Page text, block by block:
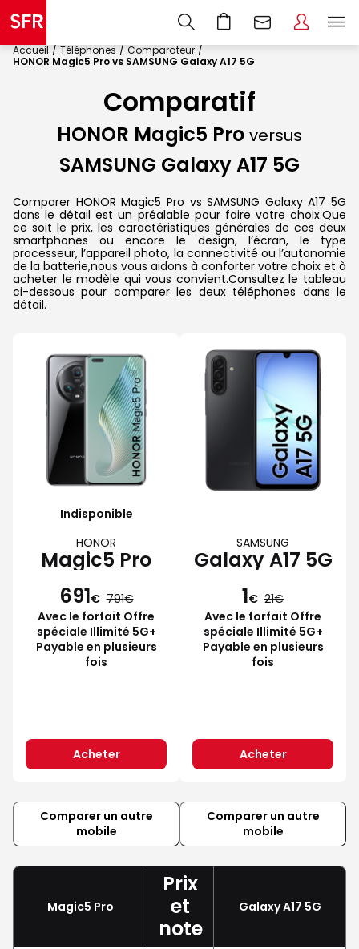
Accueil Téléphones
Comparateur
HONOR Magic5 Pro vs SAMSUNG Galaxy A17 5G
Comparatif
HONOR Magic5 Pro versus
SAMSUNG Galaxy A17 5G
Comparer HONOR Magic5 Pro vs SAMSUNG Galaxy A17 5G
dans le détail est un préalable pour faire votre choix.Que
ce soit le prix, les caractéristiques générales de ces deux
smartphones ou encore le design, l’écran, le type
processeur, l’appareil photo, la connectivité ou l’autonomie
de la batterie,nous vous aidons à conforter votre choix et à
acheter le modèle qui vous convient.Consultez le tableau
ci-dessous pour comparer les deux téléphones dans le
détail.
Indisponible
HONOR
Magic5 Pro
691€ 791
Avec le forfait Offre
spéciale Illimité 5G+
Payable en plusieurs
fois
Acheter
SAMSUNG
Galaxy A17 5G
1€ 21
Avec le forfait Offre
spéciale Illimité 5G+
Payable en plusieurs
fois
Acheter
Comparer un autre
mobile
Comparer un autre
mobile
Magic5 Pro
Prix
et
note
Galaxy A17 5G